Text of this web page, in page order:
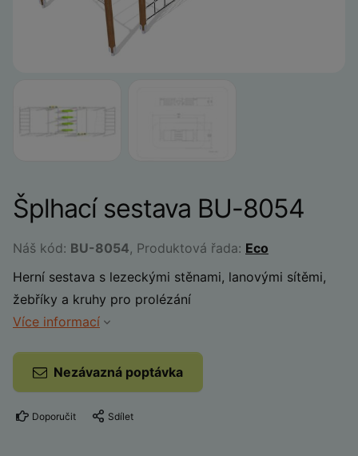
Šplhací sestava BU-8054
Náš kód: BU-8054, Produktová řada: Eco
Herní sestava s lezeckými stěnami, lanovými sítěmi,
žebříky a kruhy pro prolézání
Více informací
Nezávazná poptávka
Doporučit Sdílet